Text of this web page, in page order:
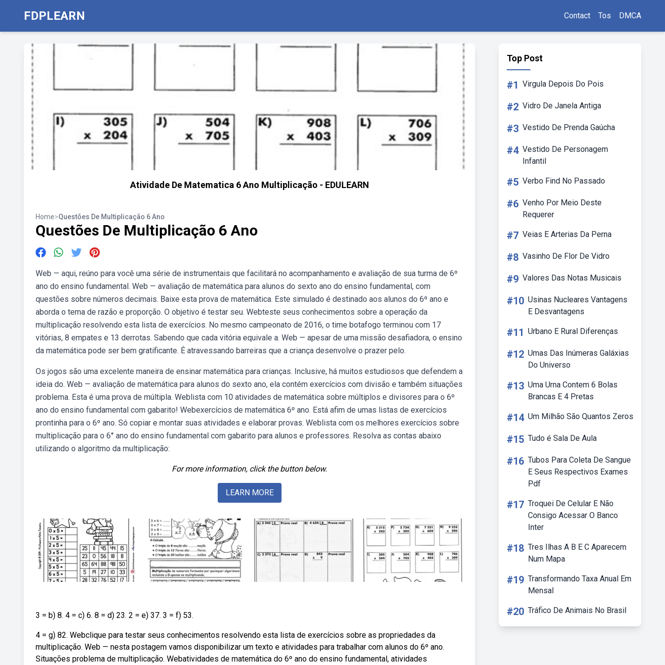
FDPLEARN Contact Tos DMCA
Atividade De Matematica 6 Ano Multiplicação - EDULEARN
Home>Questões De Multiplicação 6 Ano
Questões De Multiplicação 6 Ano
Web — aqui, reúno para você uma série de instrumentais que facilitará no acompanhamento e avaliação de sua turma de 6º
ano do ensino fundamental. Web — avaliação de matemática para alunos do sexto ano do ensino fundamental, com
questões sobre números decimais. Baixe esta prova de matemática. Este simulado é destinado aos alunos do 6º ano e
aborda o tema de razão e proporção. O objetivo é testar seu. Webteste seus conhecimentos sobre a operação da
multiplicação resolvendo esta lista de exercícios. No mesmo campeonato de 2016, o time botafogo terminou com 17
vitórias, 8 empates e 13 derrotas. Sabendo que cada vitória equivale a. Web — apesar de uma missão desafiadora, o ensino
da matemática pode ser bem gratificante. É atravessando barreiras que a criança desenvolve o prazer pelo.
Os jogos são uma excelente maneira de ensinar matemática para crianças. Inclusive, há muitos estudiosos que defendem a
ideia do. Web — avaliação de matemática para alunos do sexto ano, ela contém exercícios com divisão e também situações
problema. Esta é uma prova de múltipla. Weblista com 10 atividades de matemática sobre múltiplos e divisores para o 6º
ano do ensino fundamental com gabarito! Webexercícios de matemática 6º ano. Está afim de umas listas de exercícios
prontinha para o 6º ano. Só copiar e montar suas atividades e elaborar provas. Weblista com os melhores exercícios sobre
multiplicação para o 6° ano do ensino fundamental com gabarito para alunos e professores. Resolva as contas abaixo
utilizando o algoritmo da multiplicação:
For more information, click the button below.
LEARN MORE
3 = b) 8. 4 = c) 6. 8 = d) 23. 2 = e) 37. 3 = f) 53.
4 = g) 82. Webclique para testar seus conhecimentos resolvendo esta lista de exercícios sobre as propriedades da
multiplicação. Web — nesta postagem vamos disponibilizar um texto e atividades para trabalhar com alunos do 6º ano.
Situações problema de multiplicação. Webatividades de matemática do 6º ano do ensino fundamental, atividades
Top Post
#1 Virgula Depois Do Pois
#2 Vidro De Janela Antiga
#3 Vestido De Prenda Gaúcha
#4 Vestido De Personagem
Infantil
#5 Verbo Find No Passado
#6 Venho Por Meio Deste
Requerer
#7 Veias E Arterias Da Perna
#8 Vasinho De Flor De Vidro
#9 Valores Das Notas Musicais
#10 Usinas Nucleares Vantagens
E Desvantagens
#11 Urbano E Rural Diferenças
#12 Umas Das Inúmeras Galáxias
Do Universo
#13 Uma Urna Contem 6 Bolas
Brancas E 4 Pretas
#14 Um Milhão São Quantos Zeros
#15 Tudo é Sala De Aula
#16 Tubos Para Coleta De Sangue
E Seus Respectivos Exames
Pdf
#17 Troquei De Celular E Não
Consigo Acessar O Banco
Inter
#18 Tres Ilhas A B E C Aparecem
Num Mapa
#19 Transformando Taxa Anual Em
Mensal
#20 Tráfico De Animais No Brasil